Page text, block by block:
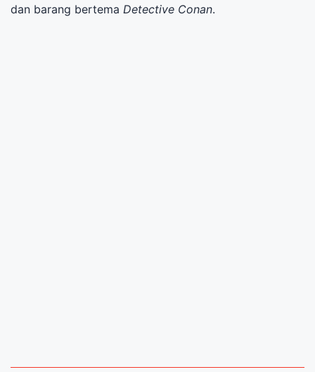
dan barang bertema Detective Conan.